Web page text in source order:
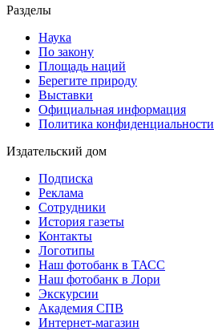
Разделы
Наука
По закону
Площадь наций
Берегите природу
Выставки
Официальная информация
Политика конфиденциальности
Издательский дом
Подписка
Реклама
Сотрудники
История газеты
Контакты
Логотипы
Наш фотобанк в ТАСС
Наш фотобанк в Лори
Экскурсии
Академия СПВ
Интернет-магазин